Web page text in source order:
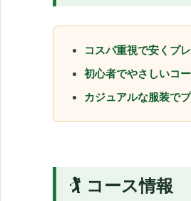
コスパ重視で安くプ
初心者でやさしいコ
カジュアルな服装で
🏌️ コース情報